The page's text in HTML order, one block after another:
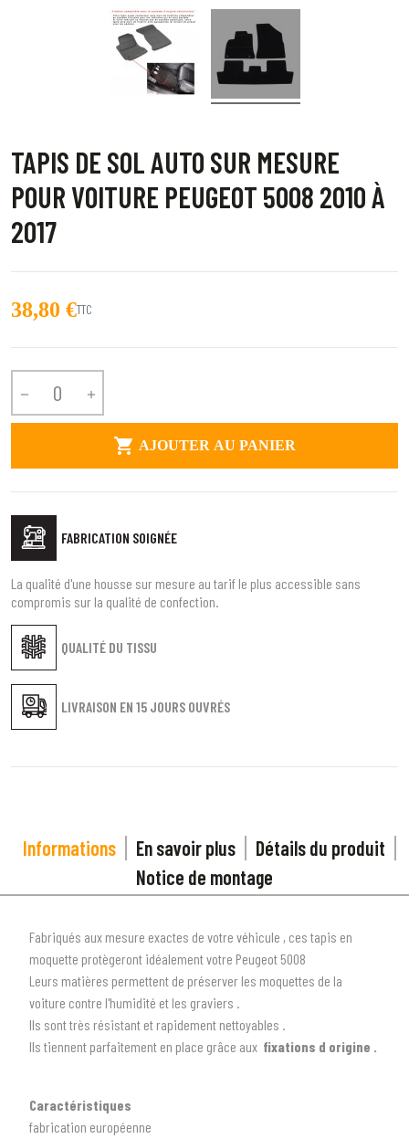
TAPIS DE SOL AUTO SUR MESURE
POUR VOITURE PEUGEOT 5008 2010 À
2017
38,80 €TTC
 
 AJOUTER AU PANIER
FABRICATION SOIGNÉE
QUALITÉ DU TISSU
LIVRAISON EN 15 JOURS OUVRÉS
La qualité d'une housse sur mesure au tarif le plus accessible sans
compromis sur la qualité de confection.
Informations En savoir plus
Détails du produit
Notice de montage
Fabriqués aux mesure exactes de votre véhicule , ces tapis en
moquette protègeront idéalement votre Peugeot 5008
Leurs matières permettent de préserver les moquettes de la
voiture contre l'humidité et les graviers .
Ils sont très résistant et rapidement nettoyables .
Ils tiennent parfaitement en place grâce aux fixations d origine .
Caractéristiques
fabrication européenne